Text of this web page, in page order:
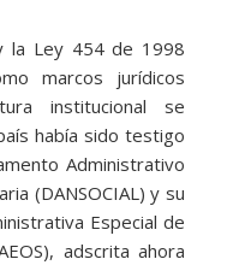
la Ley 454 de 1998
marcos jurídicos
institucional se
había sido testigo
Administrativo
(DANSOCIAL) y su
Especial de
adscrita ahora